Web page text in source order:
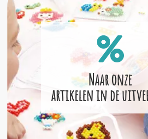
Naar onze
artikelen in de